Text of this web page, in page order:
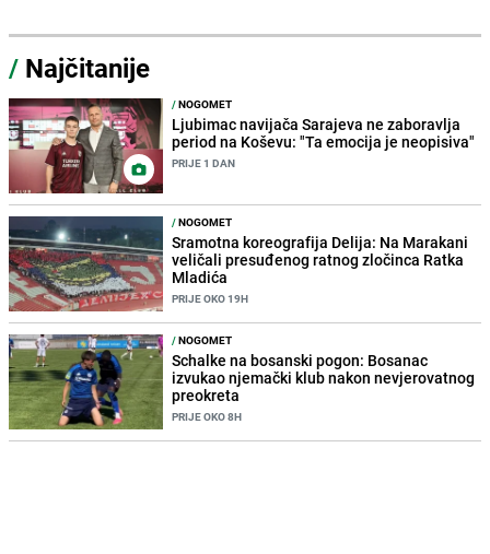
/ Najčitanije
/NOGOMET
Ljubimac navijača Sarajeva ne zaboravlja
period na Koševu: "Ta emocija je neopisiva"
PRIJE 1 DAN
/NOGOMET
Sramotna koreografija Delija: Na Marakani
veličali presuđenog ratnog zločinca Ratka
Mladića
PRIJE OKO 19H
/NOGOMET
Schalke na bosanski pogon: Bosanac
izvukao njemački klub nakon nevjerovatnog
preokreta
PRIJE OKO 8H